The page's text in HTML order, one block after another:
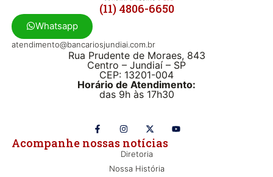
Diretoria
Nossa História
Acompanhe nossas notícias
(11) 4806-6650
Whatsapp
atendimento@bancariosjundiai.com.br
Rua Prudente de Moraes, 843
Centro – Jundiaí – SP
CEP: 13201-004
Horário de Atendimento:
das 9h às 17h30